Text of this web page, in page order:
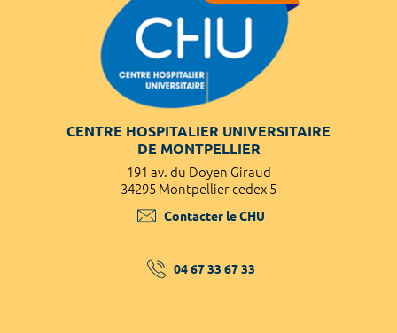
CENTRE HOSPITALIER UNIVERSITAIRE
DE MONTPELLIER
191 av. du Doyen Giraud
34295 Montpellier cedex 5
Contacter le CHU
04 67 33 67 33